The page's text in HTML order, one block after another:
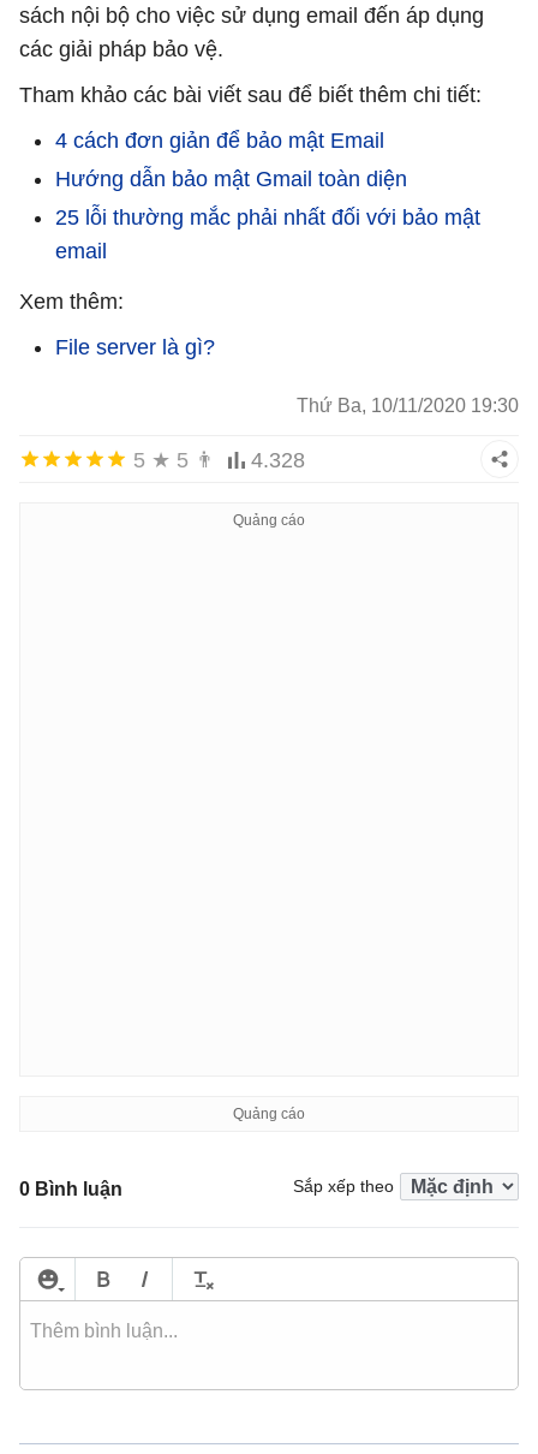
sách nội bộ cho việc sử dụng email đến áp dụng
các giải pháp bảo vệ.
Tham khảo các bài viết sau để biết thêm chi tiết:
4 cách đơn giản để bảo mật Email
Hướng dẫn bảo mật Gmail toàn diện
25 lỗi thường mắc phải nhất đối với bảo mật
email
Xem thêm:
File server là gì?
Thứ Ba, 10/11/2020 19:30
5 ★ 5 👨 4.328
0 Bình luận Sắp xếp theo